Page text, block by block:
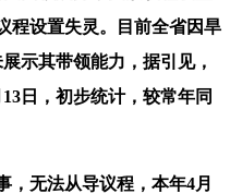
程设置失灵。目前全省因旱
示其带领能力，据引见，
日，初步统计，较常年同
无法从导议程，本年4月